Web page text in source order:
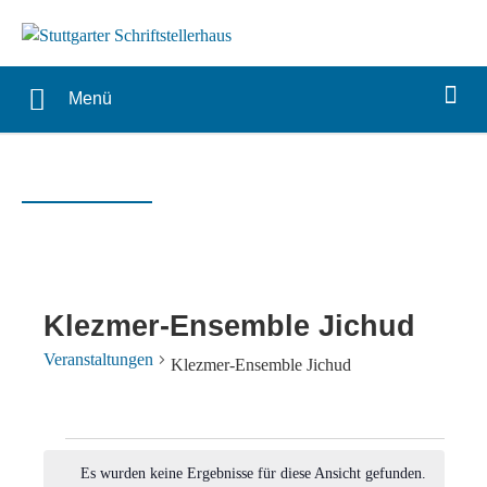
Menü
Klezmer-Ensemble Jichud
Veranstaltungen Klezmer-Ensemble Jichud
Es wurden keine Ergebnisse für diese Ansicht gefunden.